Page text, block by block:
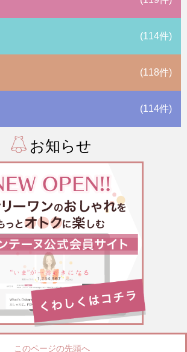
(114件)
(118件)
(114件)
お知らせ
このページの先頭へ